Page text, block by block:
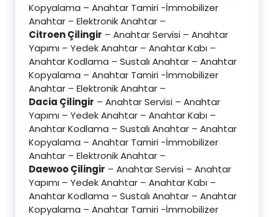
Kopyalama – Anahtar Tamiri -İmmobilizer
Anahtar – Elektronik Anahtar –
Citroen Çilingir – Anahtar Servisi – Anahtar
Yapımı – Yedek Anahtar – Anahtar Kabı –
Anahtar Kodlama – Sustalı Anahtar – Anahtar
Kopyalama – Anahtar Tamiri -İmmobilizer
Anahtar – Elektronik Anahtar –
Dacia Çilingir – Anahtar Servisi – Anahtar
Yapımı – Yedek Anahtar – Anahtar Kabı –
Anahtar Kodlama – Sustalı Anahtar – Anahtar
Kopyalama – Anahtar Tamiri -İmmobilizer
Anahtar – Elektronik Anahtar –
Daewoo Çilingir – Anahtar Servisi – Anahtar
Yapımı – Yedek Anahtar – Anahtar Kabı –
Anahtar Kodlama – Sustalı Anahtar – Anahtar
Kopyalama – Anahtar Tamiri -İmmobilizer